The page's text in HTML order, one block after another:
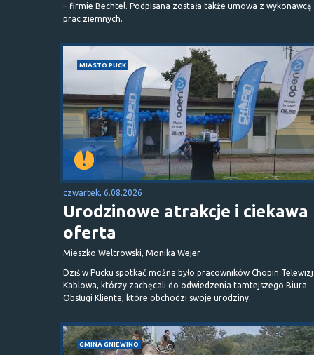
– firmie Bechtel. Podpisana została także umowa z wykonawcą
prac ziemnych.
MIASTO PUCK
czwartek, 6.08.2026
Urodzinowe atrakcje i ciekawa
oferta
Mieszko Weltrowski, Monika Wejer
Dziś w Pucku spotkać można było pracowników Chopin
Kablowa, którzy zachęcali do odwiedzenia tamtejszego Biura
Obsługi Klienta, które obchodzi swoje urodziny.
GMINA GNIEWINO